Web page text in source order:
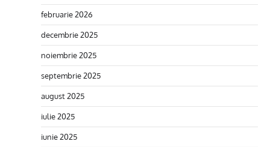
februarie 2026
decembrie 2025
noiembrie 2025
septembrie 2025
august 2025
iulie 2025
iunie 2025